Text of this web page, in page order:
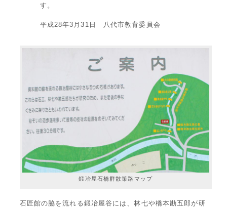
す。
平成28年3月31日 八代市教育委員会
鍛冶屋石橋群散策路マップ
石匠館の脇を流れる鍛冶屋谷には、林七や橋本勘五郎が研